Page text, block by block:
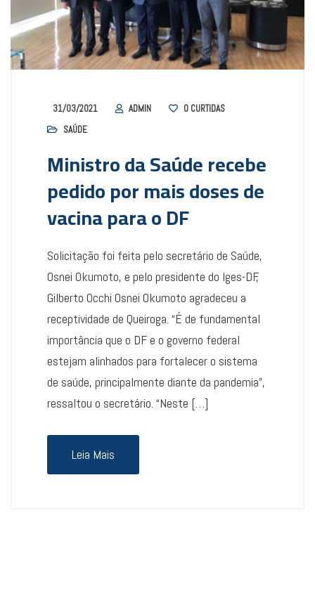
31/03/2021 ADMIN 0 CURTIDAS
SAÚDE
Ministro da Saúde recebe
pedido por mais doses de
vacina para o DF
Solicitação foi feita pelo secretário de Saúde,
Osnei Okumoto, e pelo presidente do Iges-DF,
Gilberto Occhi Osnei Okumoto agradeceu a
receptividade de Queiroga. “É de fundamental
importância que o DF e o governo federal
estejam alinhados para fortalecer o sistema
de saúde, principalmente diante da pandemia”,
ressaltou o secretário. “Neste […]
Leia Mais